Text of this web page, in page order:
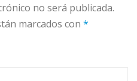
no será publicada.
marcados con *